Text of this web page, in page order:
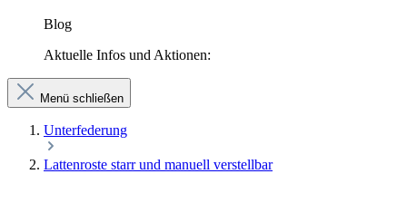
Blog
Aktuelle Infos und Aktionen:
Menü schließen
Unterfederung
Lattenroste starr und manuell verstellbar